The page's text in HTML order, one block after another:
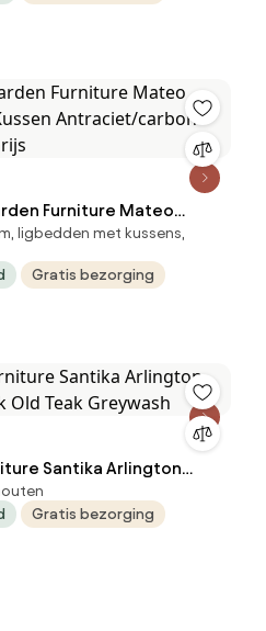
Furniture Mateo
Antraciet/carbon
ligbedden met kussens,
Gratis bezorging
Santika Arlington
Old Teak Greywash
Gratis bezorging